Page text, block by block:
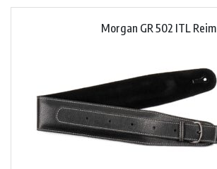
Morgan GR 502 ITL Reim